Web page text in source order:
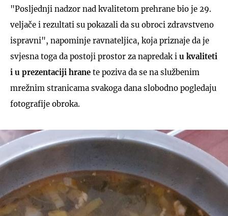
"Posljednji nadzor nad kvalitetom prehrane bio je 29.
veljače i rezultati su pokazali da su obroci zdravstveno
ispravni", napominje ravnateljica, koja priznaje da je
svjesna toga da postoji prostor za napredak i u kvaliteti
i u prezentaciji hrane te poziva da se na službenim
mrežnim stranicama svakoga dana slobodno pogledaju
fotografije obroka.